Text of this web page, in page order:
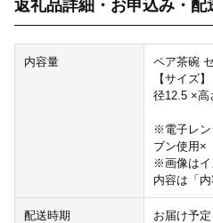
返礼品詳細・お申込み・配
内容量
ペア茶碗
【サイズ】
径12.5 ×高
※電子レン
ブン使用×
※画像はイ
内容は「内
配送時期
お届け予